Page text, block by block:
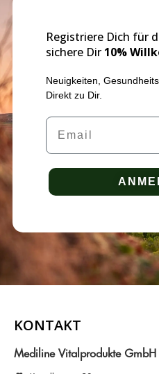
Registriere Dich für
sichere Dir 10%
Neuigkeiten,
Direkt zu Dir.
Email
KONTAKT
Mediline Vitalprodukte GmbH